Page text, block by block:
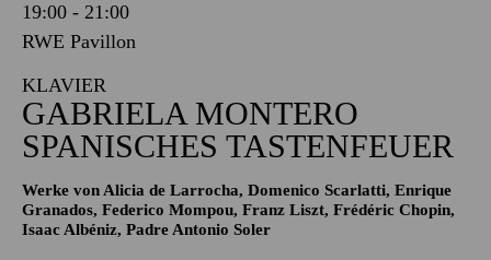
19:00 - 21:00
RWE Pavillon
KLAVIER
GABRIELA MONTERO
SPANISCHES TASTENFEUER
Werke von Alicia de Larrocha, Domenico Scarlatti, Enrique
Granados, Federico Mompou, Franz Liszt, Frédéric Chopin,
Isaac Albéniz, Padre Antonio Soler